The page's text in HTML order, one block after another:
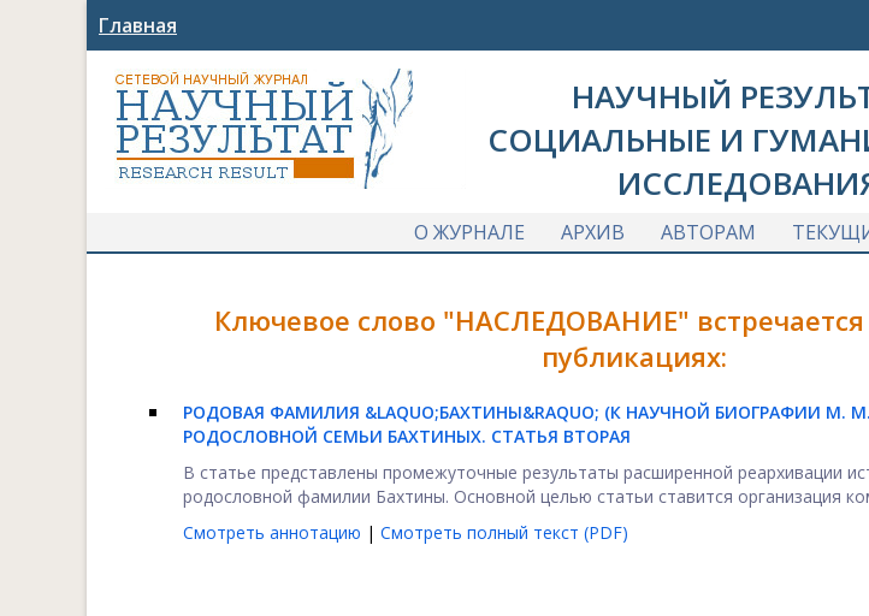
Главная
НАУЧНЫЙ
СОЦИАЛЬНЫЕ И
О ЖУРНАЛЕ
АРХИВ АВТОРАМ
Ключевое слово "НАСЛЕДОВАНИЕ"
публикациях:
РОДОВАЯ ФАМИЛИЯ &LAQUO;БАХТИНЫ&RAQUO; (К НАУЧНОЙ БИОГРАФИИ М.
РОДОСЛОВНОЙ СЕМЬИ БАХТИНЫХ. СТАТЬЯ ВТОРАЯ
В статье представлены промежуточные результаты расширенной реархивации
родословной фамилии Бахтины. Основной целью статьи ставится организация
Смотреть аннотацию | Смотреть полный текст (PDF)